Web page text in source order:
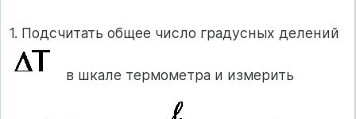
1. Подсчитать общее число градусных делений
в шкале термометра и измерить